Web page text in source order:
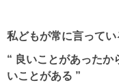
私どもが常に言ってい
“ 良いことがあったか
いことがある ”